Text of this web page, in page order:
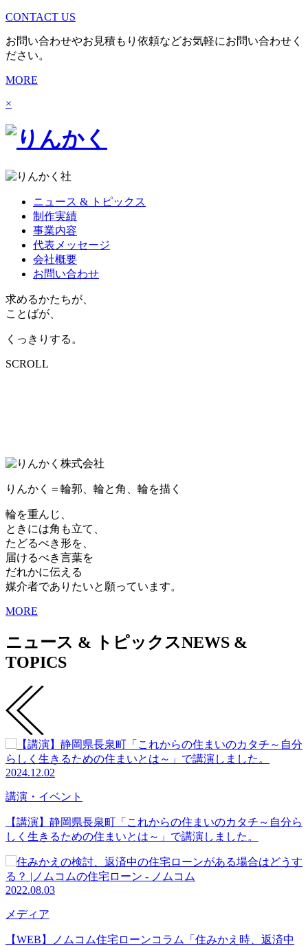
CONTACT US
お問い合わせやお見積もり依頼などお気軽にお問い合わせく
ださい。
MORE
×
ニュース & トピックス
制作実績
事業内容
代表メッセージ
会社概要
お問い合わせ
求めるかたちが、
ことばが、
くっきり する。
SCROLL
りんかく＝輪郭、輪と角、輪を描く
輪を重んじ、
ときには角も立て、
たどるべき形を、
届けるべき言葉を
だれかに伝える
媒介者でありたいと願っています。
MORE
ニュース & トピックスNEWS &
TOPICS
2024.12.02
講演・イベント
【講演】静岡県長泉町「これからの住まいのカタチ～自分ら
しく生きるための住まいとは～」で講演しました。
2022.08.03
メディア
【WEB】ノムコム住宅ローンコラム「住みかえ時、返済中